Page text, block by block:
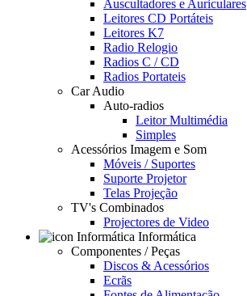
Auscultadores e Auriculares
Leitores CD Portáteis
Leitores K7
Radio Relogio
Radios C / CD
Radios Portateis
Car Audio
Auto-radios
Leitor Multimédia
Simples
Acessórios Imagem e Som
Móveis / Suportes
Suporte Projetor
Telas Projeção
TV's Combinados
Projectores de Video
Informática
Componentes / Peças
Discos & Acessórios
Ecrãs